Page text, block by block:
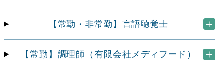
【常勤・非常勤】言語聴覚士
【常勤】調理師 （有限会社メディフード）